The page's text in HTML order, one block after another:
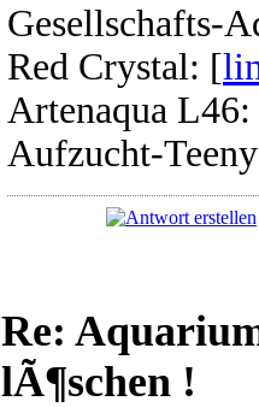
Gesellschafts-
Red Crystal: [
Artenaqua
Aufzucht-
Re:
lÃ¶schen !